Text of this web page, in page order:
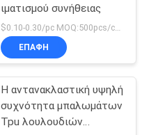
ιματισμού συνήθειας
ΕΠΑΦΉ
Η αντανακλαστική υψηλή
συχνότητα μπαλωμάτων
Tpu λουλουδιών